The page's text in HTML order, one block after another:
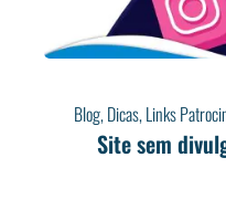
Blog,Dicas,Links
Site sem